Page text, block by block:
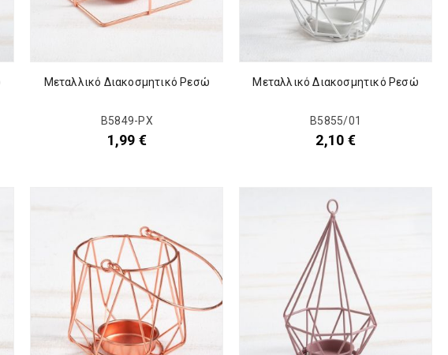
Μεταλλικό Διακοσμητικό Ρεσώ
Β5849-ΡΧ
1,99 €
Μεταλλικό Διακοσμητικό Ρεσώ
Β5855/01
2,10 €